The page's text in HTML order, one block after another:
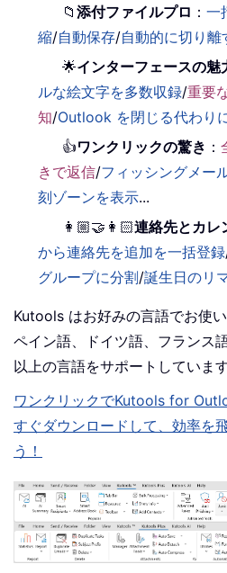
📁添付ファイルプロ ：一
縮/自動保存/自動的に切り離
🌟インターフェースの魅
ルな絵文字を多数収録/重要
知/Outlook を閉じる代わり
👍ワンクリックの驚き ：
きで返信/フィッシングメー
刻ゾーンを表示...
👩🏼‍🤝‍👩🏻連絡先とカレ
から連絡先を追加を一括登録
グループに分割/誕生日のリ
Kutools はお好みの言語でお使
ペイン語、ドイツ語、フランス
以上の言語をサポートしています
ワンクリックでKutools for
すぐダウンロードして、効率を
う！